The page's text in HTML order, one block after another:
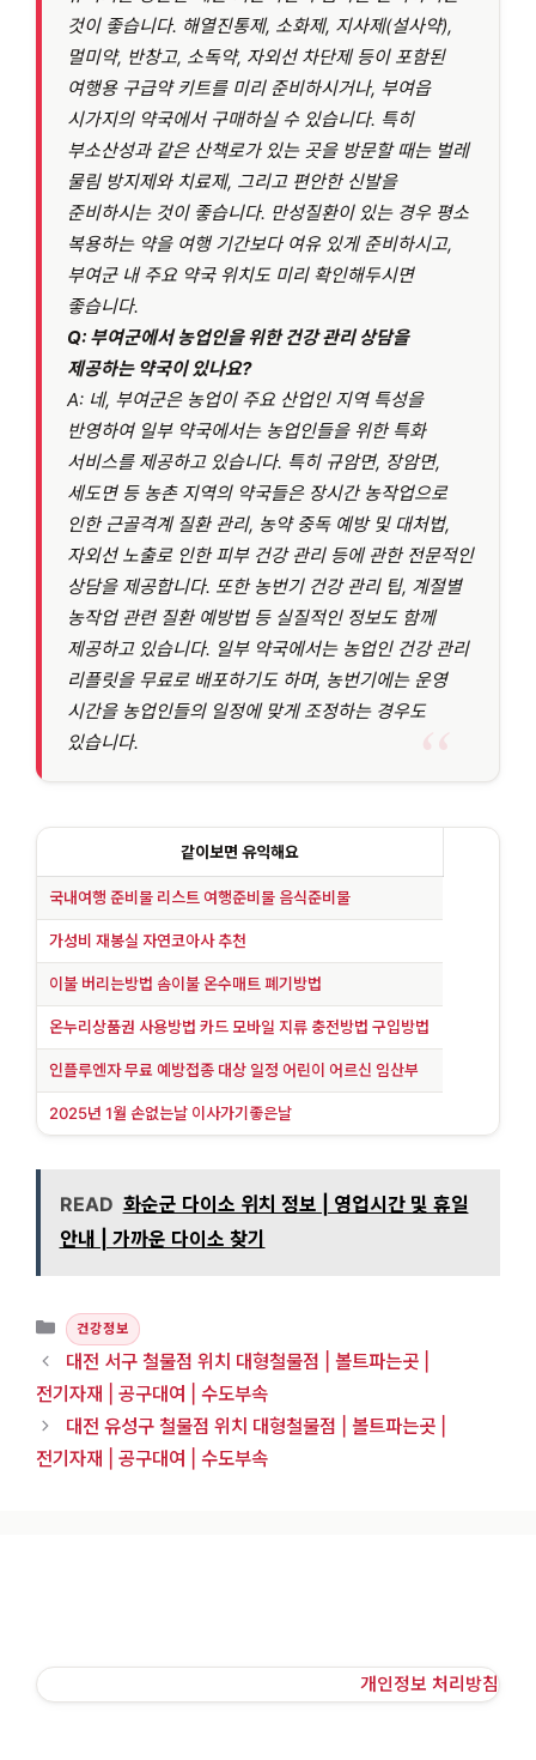
것이 좋습니다. 해열진통제, 소화제, 지사제(설사약),
멀미약, 반창고, 소독약, 자외선 차단제 등이 포함된
여행용 구급약 키트를 미리 준비하시거나, 부여읍
시가지의 약국에서 구매하실 수 있습니다. 특히
부소산성과 같은 산책로가 있는 곳을 방문할 때는 벌레
물림 방지제와 치료제, 그리고 편안한 신발을
준비하시는 것이 좋습니다. 만성질환이 있는 경우 평소
복용하는 약을 여행 기간보다 여유 있게 준비하시고,
부여군 내 주요 약국 위치도 미리 확인해두시면
좋습니다.
Q: 부여군에서 농업인을 위한 건강 관리 상담을
제공하는 약국이 있나요?
A: 네, 부여군은 농업이 주요 산업인 지역 특성을
반영하여 일부 약국에서는 농업인들을 위한 특화
서비스를 제공하고 있습니다. 특히 규암면, 장암면,
세도면 등 농촌 지역의 약국들은 장시간 농작업으로
인한 근골격계 질환 관리, 농약 중독 예방 및 대처법,
자외선 노출로 인한 피부 건강 관리 등에 관한 전문적인
상담을 제공합니다. 또한 농번기 건강 관리 팁, 계절별
농작업 관련 질환 예방법 등 실질적인 정보도 함께
제공하고 있습니다. 일부 약국에서는 농업인 건강 관리
리플릿을 무료로 배포하기도 하며, 농번기에는 운영
시간을 농업인들의 일정에 맞게 조정하는 경우도
있습니다.
같이보면 유익해요
국내여행 준비물 리스트 여행준비물 음식준비물
가성비 재봉실 자연코아사 추천
이불 버리는방법 솜이불 온수매트 폐기방법
온누리상품권 사용방법 카드 모바일 지류 충전방법 구입방법
인플루엔자 무료 예방접종 대상 일정 어린이 어르신 임산부
2025년 1월 손없는날 이사가기좋은날
READ 화순군 다이소 위치 정보 | 영업시간 및 휴일
안내 | 가까운 다이소 찾기
카테고리
건강정보
대전 서구 철물점 위치 대형철물점 | 볼트파는곳 |
전기자재 | 공구대여 | 수도부속
대전 유성구 철물점 위치 대형철물점 | 볼트파는곳 |
전기자재 | 공구대여 | 수도부속
개인정보 처리방침